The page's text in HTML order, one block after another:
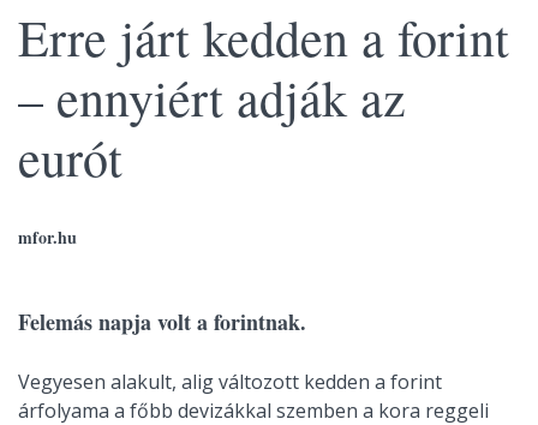
Erre járt kedden a forint
– ennyiért adják az
eurót
mfor.hu
Felemás napja volt a forintnak.
Vegyesen alakult, alig változott kedden a forint
árfolyama a főbb devizákkal szemben a kora reggeli